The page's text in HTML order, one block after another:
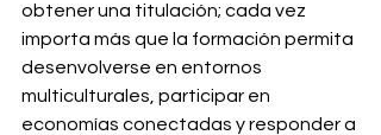
obtener una titulación; cada vez
importa más que la formación permita
desenvolverse en entornos
multiculturales, participar en
economías conectadas y responder a